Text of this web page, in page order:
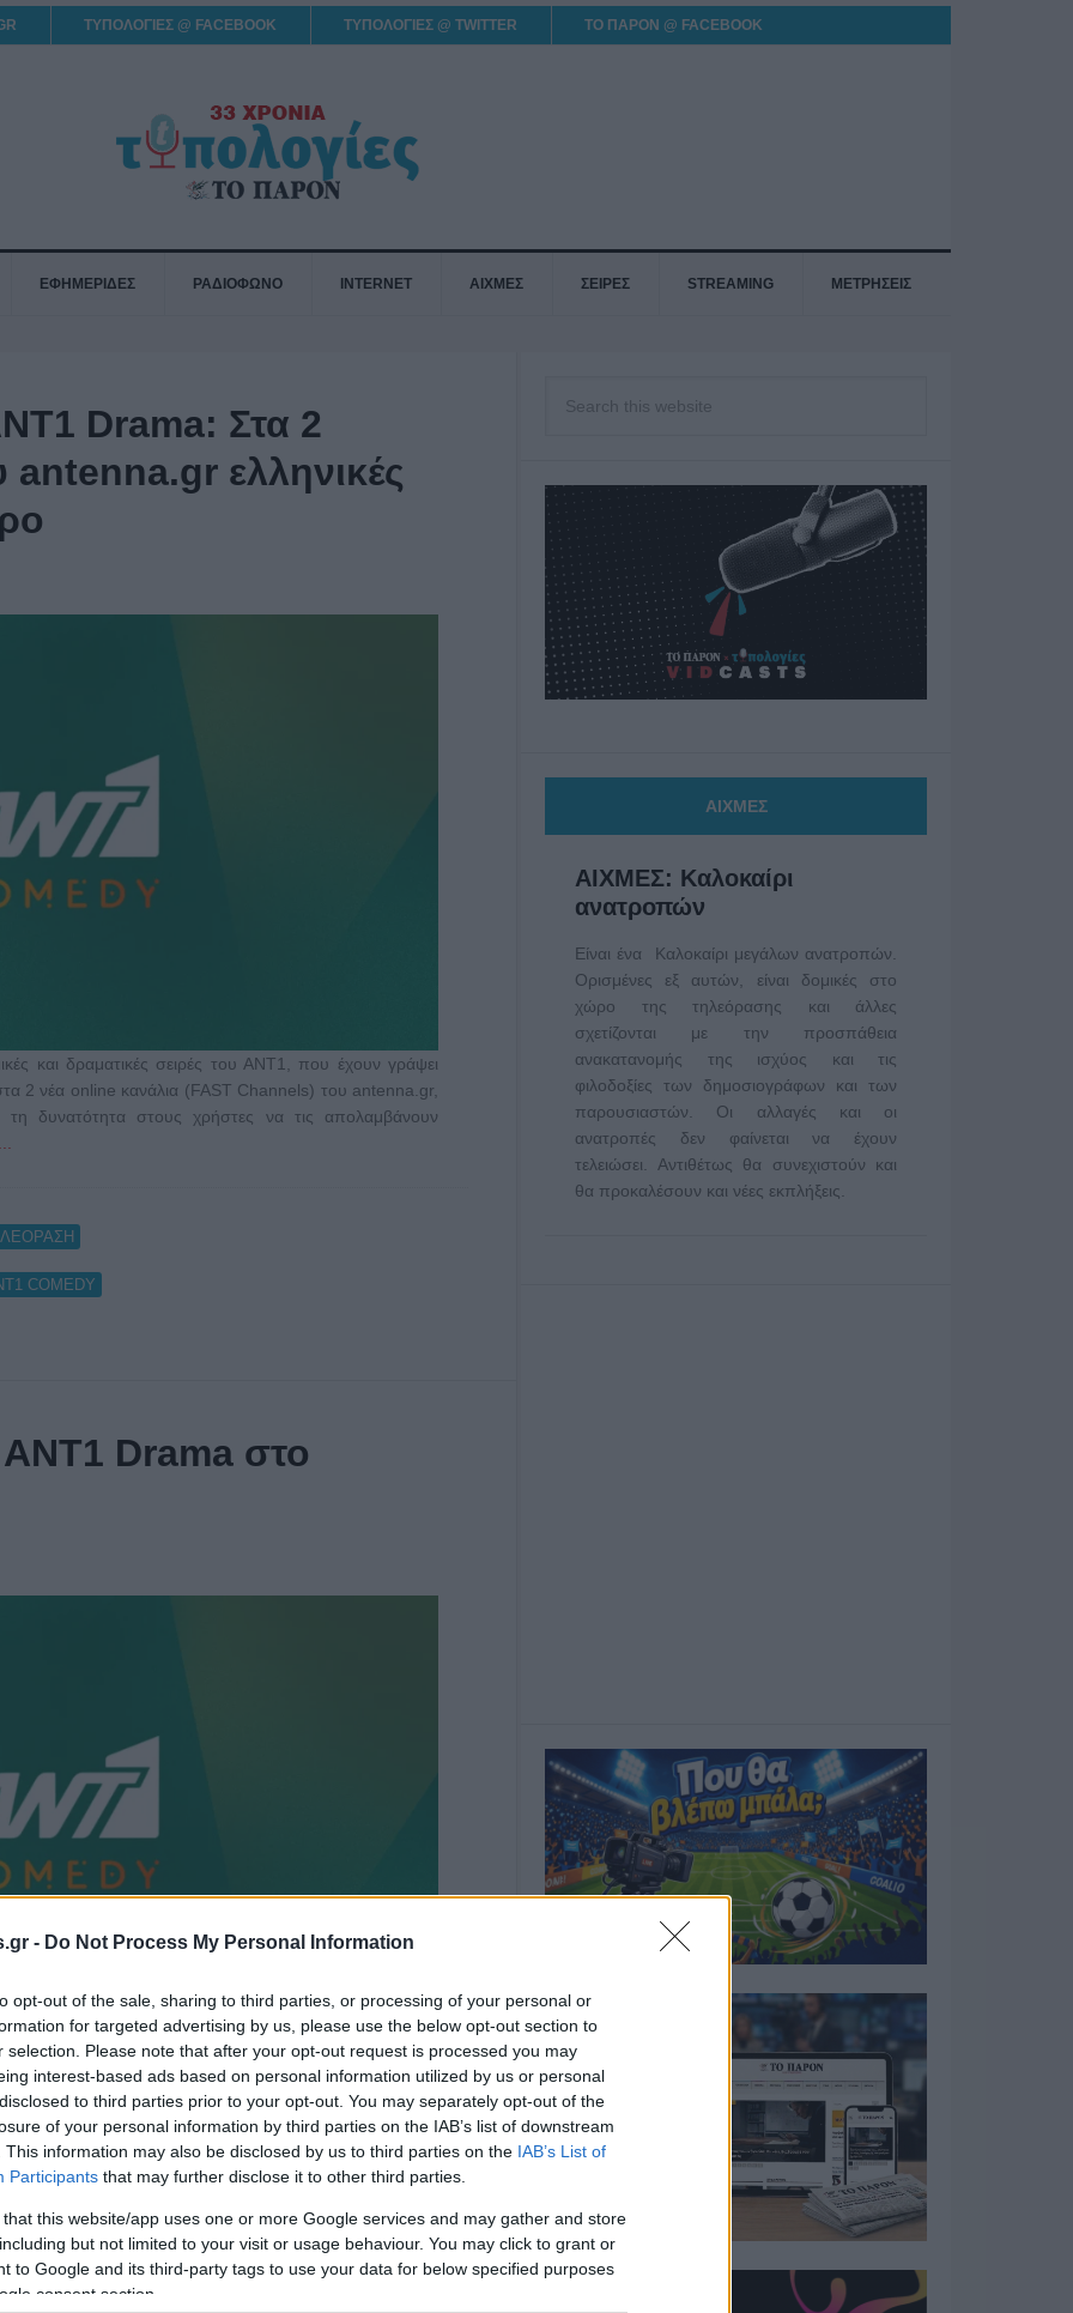
- Do Not Process My Personal Information
opt-out of the sale, sharing to third parties, or processing of your personal or
for targeted advertising by us, please use the below opt-out section to
selection. Please note that after your opt-out request is processed you may
interest-based ads based on personal information utilized by us or personal
to third parties prior to your opt-out. You may separately opt-out of the
of your personal information by third parties on the IAB’s list of downstream
This information may also be disclosed by us to third parties on the IAB’s List of
Participants that may further disclose it to other third parties.
that this website/app uses one or more Google services and may gather and store
but not limited to your visit or usage behaviour. You may click to grant or
to Google and its third-party tags to use your data for below specified purposes
consent section.
ΤΥΠΟΛΟΓΙΕΣ @ FACEBOOK ΤΥΠΟΛΟΓΙΕΣ @ TWITTER ΤΟ ΠΑΡΟΝ @ FACEBOOK
ΕΦΗΜΕΡΙΔΕΣ ΡΑΔΙΟΦΩΝΟ INTERNET ΑΙΧΜΕΣ ΣΕΙΡΕΣ STREAMING ΜΕΤΡΗΣΕΙΣ
Drama: Στα 2
ελληνικές
και δραματικές σειρές του ΑΝΤ1, που έχουν γράψει
2 νέα online κανάλια (FAST Channels) του antenna.gr,
δυνατότητα στους χρήστες να τις απολαμβάνουν
COMEDY
Drama στο
του antenna.gr στον κόσμο της αντικειμενικής
lifestyle και της showbiz συνεχίζεται με σταθερή
ανταποκρινόμενο στις εξελισσόμενες ανάγκες
, ΤΗΛΕΟΡΑΣΗ
ΑΙΧΜΕΣ
ΑΙΧΜΕΣ: Καλοκαίρι
ανατροπών
Είναι ένα Καλοκαίρι μεγάλων ανατροπών.
Ορισμένες εξ αυτών, είναι δομικές στο
χώρο της τηλεόρασης και άλλες
σχετίζονται με την προσπάθεια
ανακατανομής της ισχύος και τις
φιλοδοξίες των δημοσιογράφων και των
παρουσιαστών. Οι αλλαγές και οι
ανατροπές δεν φαίνεται να έχουν
τελειώσει. Αντιθέτως θα συνεχιστούν και
θα προκαλέσουν και νέες εκπλήξεις.